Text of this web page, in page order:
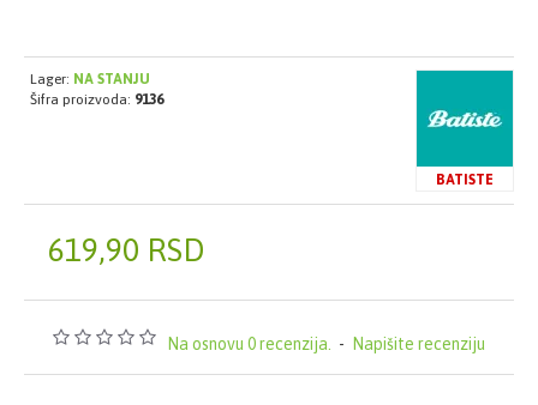
Na osnovu 0 recenzija. - Napišite recenziju
619,90 RSD
Lager: NA STANJU
Šifra proizvoda: 9136
BATISTE